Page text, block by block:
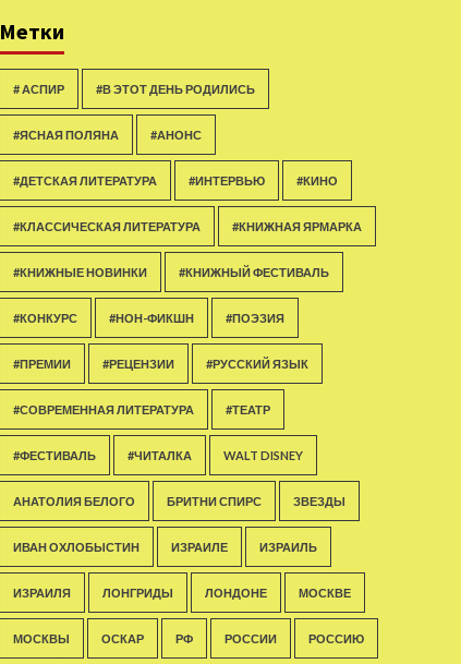
Метки
# АСПИР #В ЭТОТ ДЕНЬ РОДИЛИСЬ
#ЯСНАЯ ПОЛЯНА #АНОНС
#ДЕТСКАЯ ЛИТЕРАТУРА #ИНТЕРВЬЮ #КИНО
#КЛАССИЧЕСКАЯ ЛИТЕРАТУРА #КНИЖНАЯ ЯРМАРКА
#КНИЖНЫЕ НОВИНКИ #КНИЖНЫЙ ФЕСТИВАЛЬ
#КОНКУРС #НОН-ФИКШН #ПОЭЗИЯ
#ПРЕМИИ #РЕЦЕНЗИИ #РУССКИЙ ЯЗЫК
#СОВРЕМЕННАЯ ЛИТЕРАТУРА #ТЕАТР
#ФЕСТИВАЛЬ #ЧИТАЛКА WALT DISNEY
АНАТОЛИЯ БЕЛОГО БРИТНИ СПИРС ЗВЕЗДЫ
ИВАН ОХЛОБЫСТИН ИЗРАИЛЕ ИЗРАИЛЬ
ИЗРАИЛЯ ЛОНГРИДЫ ЛОНДОНЕ МОСКВЕ
МОСКВЫ ОСКАР РФ РОССИИ РОССИЮ